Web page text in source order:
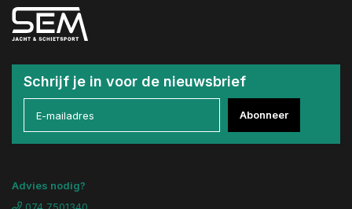
Schrijf je in voor de nieuwsbrief
Abonneer
Advies nodig?